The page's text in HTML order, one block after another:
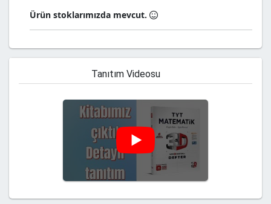
Ürün stoklarımızda mevcut.
Tanıtım Videosu